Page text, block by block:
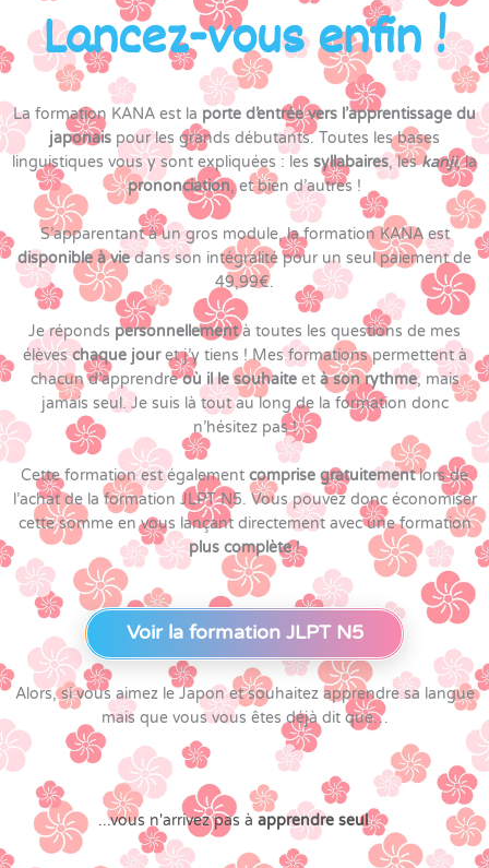
Lancez-vous enfin !
La formation KANA est la porte d’entrée vers l’apprentissage du
japonais pour les grands débutants. Toutes les bases
linguistiques vous y sont expliquées : les syllabaires, leskanji, la
prononciation, et bien d’autres !
S’apparentant à un gros module, la formation KANA est
disponible à viedans son intégralité pour un seul paiement de
49,99€.
Je réponds personnellementà toutes les questions de mes
élèveschaque jouret j’y tiens ! Mes formations permettent à
chacun d’apprendreoù il le souhaiteet à son rythme, mais
jamais seul. Je suis là tout au long de la formation donc
n’hésitez pas !
Cette formation est également comprise gratuitementlors de
l’achat de la formation JLPT N5. Vous pouvez donc économiser
cette somme en vous lançant directement avec une formation
plus complète!
Voir la formation JLPT N5
Alors, si vous aimez le Japon et souhaitez apprendre sa langue
mais que vous vous êtes déjà dit que…
...vous n'arrivez pas à apprendre seul